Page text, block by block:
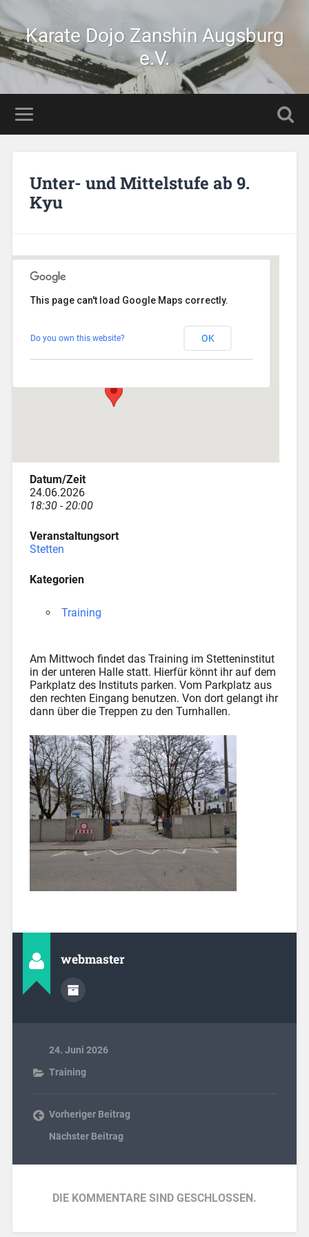
Karate Dojo Zanshin Augsburg
e.V.
Unter- und Mittelstufe ab 9.
Kyu
Veranstaltungen
This page can't load Google Maps correctly.
Do you own this website? OK
Datum/Zeit
24.06.2026
18:30 - 20:00
Veranstaltungsort
Stetten
Kategorien
Training
Am Mittwoch findet das Training im Stetteninstitut
in der unteren Halle statt. Hierfür könnt ihr auf dem
Parkplatz des Instituts parken. Vom Parkplatz aus
den rechten Eingang benutzen. Von dort gelangt ihr
dann über die Treppen zu den Turnhallen.
webmaster
24. Juni 2026
Training
Vorheriger Beitrag
Nächster Beitrag
DIE KOMMENTARE SIND GESCHLOSSEN.